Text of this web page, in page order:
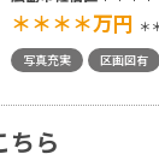
＊＊＊＊万円 ＊
写真充実
区画図有
ちら